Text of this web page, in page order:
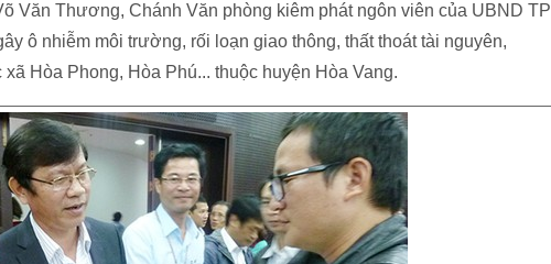
Văn Thương, Chánh Văn phòng kiêm phát ngôn viên của UBND TP
ô nhiễm môi trường, rối loạn giao thông, thất thoát tài nguyên,
Hòa Phong, Hòa Phú... thuộc huyện Hòa Vang.